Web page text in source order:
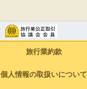
旅行業約款
個人情報の取扱いについて